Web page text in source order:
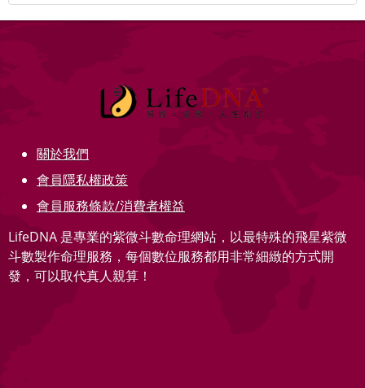
關於我們
會員隱私權政策
會員服務條款/消費者權益
LifeDNA 是專業的紫微斗數命理網站，以最特殊的飛星紫微
斗數製作命理服務，每個數位服務都用非常細緻的方式開
發，可以取代真人親算！